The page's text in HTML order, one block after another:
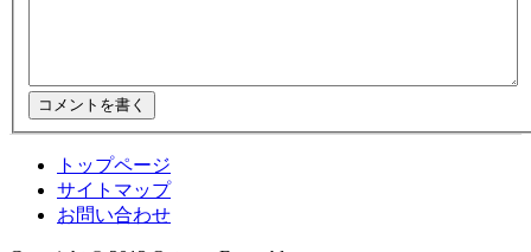
トップページ
サイトマップ
お問い合わせ